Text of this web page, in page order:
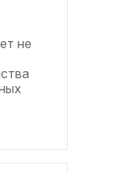
не